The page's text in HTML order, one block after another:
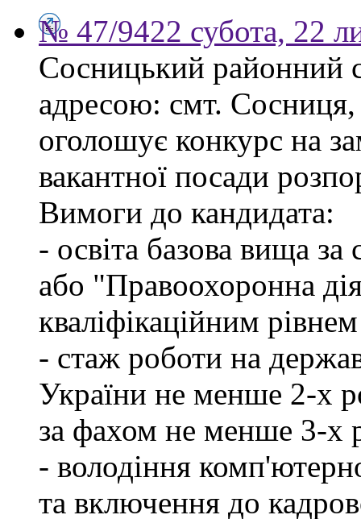
№ 47/9422 субота, 22
Сосницький районний
адресою: смт. Сосниця,
оголошує конкурс на
вакантної посади
Вимоги до кандидата:
- освіта базова вища
або "Правоохоронна
кваліфікаційним
- стаж роботи на
України не менше 2-х
за фахом не менше 3-х
- володіння
та включення до